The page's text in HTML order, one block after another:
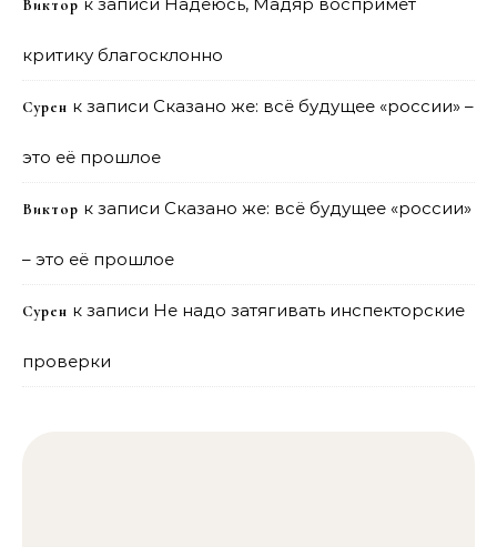
Виктор
критику благосклонно
Сурен к записи Сказано же: всё будущее «россии» –
это её прошлое
Виктор к записи Сказано же: всё будущее «россии»
– это её прошлое
Сурен к записи Не надо затягивать инспекторские
проверки